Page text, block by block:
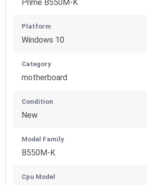
Prime B550M-K
Platform
Windows 10
Category
motherboard
Condition
New
Model Family
B550M-K
Cpu Model